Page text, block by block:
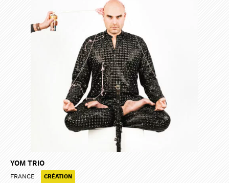
YOM TRIO
FRANCE CRÉATION